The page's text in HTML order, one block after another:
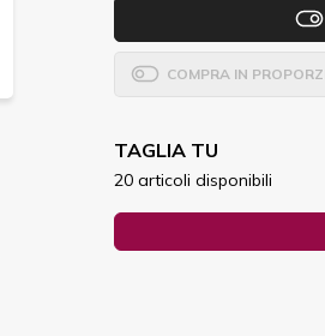
COMPRA IN
TAGLIA TU
20 articoli disponibili